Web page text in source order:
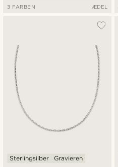
3 FARBEN ÆDEL
Sterlingsilber Gravieren